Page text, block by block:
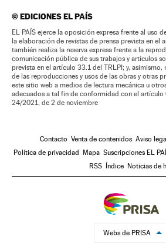
©EDICIONES EL PAÍS
EL PAÍS ejerce la oposición expresa frente al uso
la elaboración de revistas de prensa prevista en el
también realiza la reserva expresa frente a la
comunicación pública de sus trabajos y artículos
prevista en el artículo 33.1 del TRLPI; y, asimismo,
de las reproducciones y usos de las obras y otras
este sitio web a medios de lectura mecánica u
adecuados a tal fin de conformidad con el artículo
24/2021, de 2 de noviembre
Contacto Venta de contenidos Aviso legal
Política de privacidad
Mapa Suscripciones EL
RSS
Índice Noticias de
Webs de PRISA